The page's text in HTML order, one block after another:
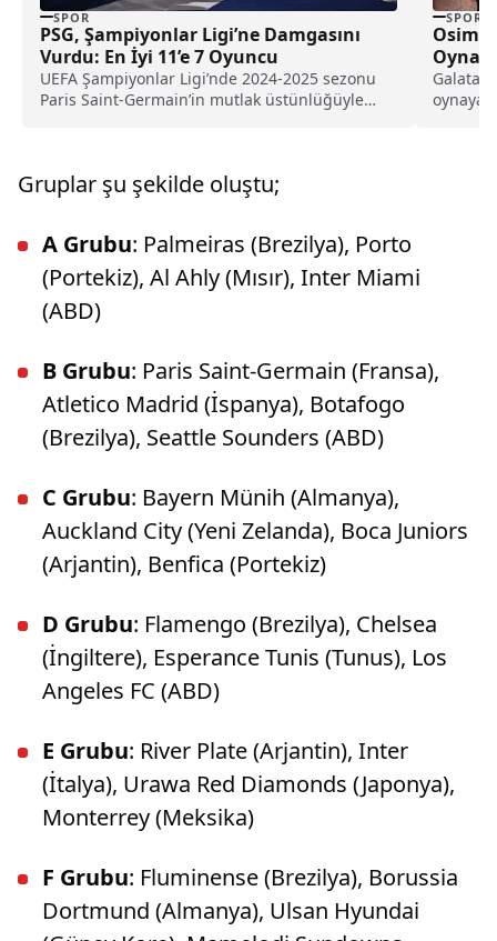
SPOR
PSG, Şampiyonlar Ligi’ne Damgasını
Vurdu: En İyi 11’e 7 Oyuncu
UEFA Şampiyonlar Ligi’nde 2024-2025 sezonu
Paris Saint-Germain’in mutlak üstünlüğüyle
SPOR
Gruplar şu şekilde oluştu;
A Grubu: Palmeiras (Brezilya), Porto
(Portekiz), Al Ahly (Mısır), Inter Miami
(ABD)
B Grubu: Paris Saint-Germain (Fransa),
Atletico Madrid (İspanya), Botafogo
(Brezilya), Seattle Sounders (ABD)
C Grubu: Bayern Münih (Almanya),
Auckland City (Yeni Zelanda), Boca Juniors
(Arjantin), Benfica (Portekiz)
D Grubu: Flamengo (Brezilya), Chelsea
(İngiltere), Esperance Tunis (Tunus), Los
Angeles FC (ABD)
E Grubu: River Plate (Arjantin), Inter
(İtalya), Urawa Red Diamonds (Japonya),
Monterrey (Meksika)
F Grubu: Fluminense (Brezilya), Borussia
Dortmund (Almanya), Ulsan Hyundai